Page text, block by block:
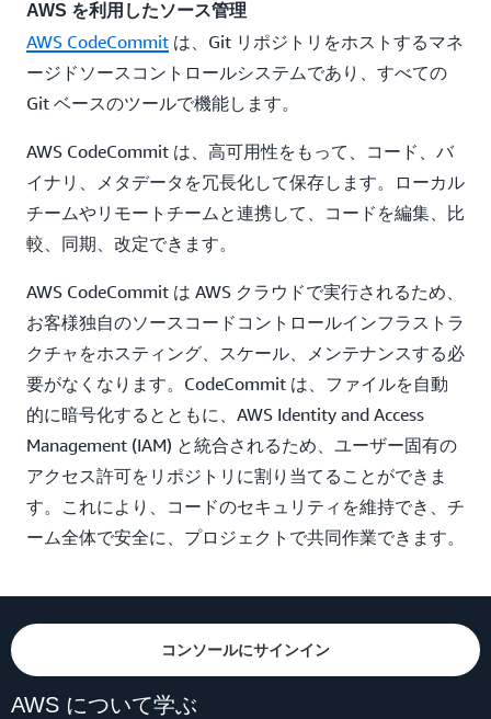
AWS を利用したソース管理
AWS CodeCommit は、Git リポジトリをホストするマネ
ージドソースコントロールシステムであり、すべての
Git ベースのツールで機能します。
AWS CodeCommit は、高可用性をもって、コード、バ
イナリ、メタデータを冗長化して保存します。ローカル
チームやリモートチームと連携して、コードを編集、比
較、同期、改定できます。
AWS CodeCommit は AWS クラウドで実行されるため、
お客様独自のソースコードコントロールインフラストラ
クチャをホスティング、スケール、メンテナンスする必
要がなくなります。CodeCommit は、ファイルを自動
的に暗号化するとともに、AWS Identity and Access
Management (IAM) と統合されるため、ユーザー固有の
アクセス許可をリポジトリに割り当てることができま
す。これにより、コードのセキュリティを維持でき、チ
ーム全体で安全に、プロジェクトで共同作業できます。
コンソールにサインイン
AWS について学ぶ